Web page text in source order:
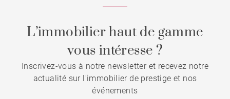
L’immobilier haut de gamme
vous intéresse ?
Inscrivez-vous à notre newsletter et recevez notre
actualité sur l'immobilier de prestige et nos
événements